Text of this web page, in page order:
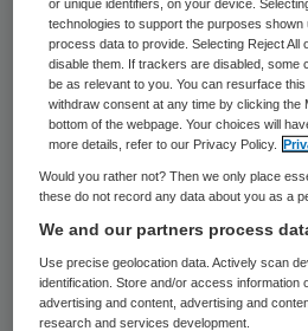
bedoeld voor
en gaat in op in op
van hernieuwbare
de drempels die er zijn
Bovendien biedtde
checklijsten om mogelijke
energiebesparingen in
kaart te brengen.
or unique identifiers, on your device.
technologies to support the purposes
process data to provide. Selecting Reject All
disable them. If trackers are disabled, some
be as relevant to you. You can resurface
withdraw consent at any time by clicking the
bottom of the webpage. Your choices will
more details, refer to our Privacy Policy.
Would you rather not? Then we only place
these do not record any data about you as a
We and our partners process
Use precise geolocation data. Actively scan
identification. Store and/or access information
advertising and content, advertising and
research and services development.